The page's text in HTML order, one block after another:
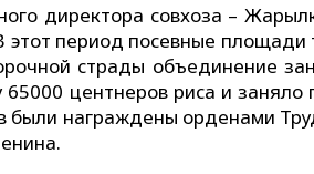
директора совхоза –
период посевные площади
страды объединение
центнеров риса и заняло
были награждены орденами